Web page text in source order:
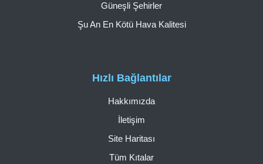
Hızlı Bağlantılar
Hakkımızda
İletişim
Site Haritası
Tüm Kıtalar
Güneşli Şehirler
Şu An En Kötü Hava Kalitesi